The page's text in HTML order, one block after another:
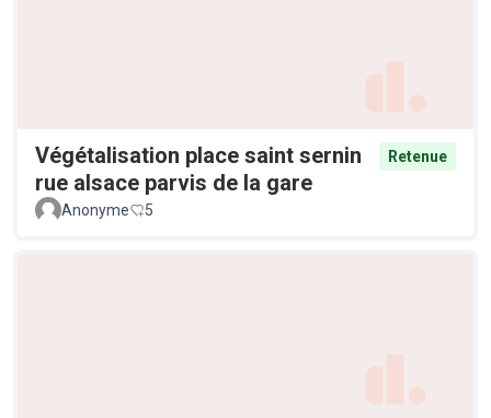
Végétalisation place saint sernin
rue alsace parvis de la gare
Retenue
Anonyme 5